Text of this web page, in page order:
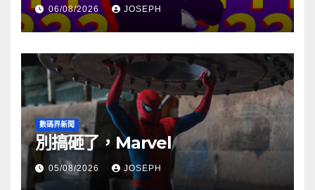
06/08/2026 JOSEPH
數碼界新聞
別搞砸了，Marvel
05/08/2026 JOSEPH